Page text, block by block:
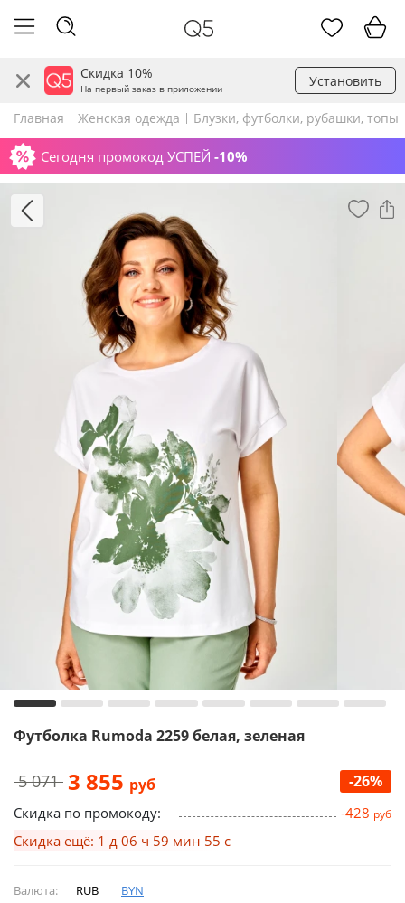
Скидка 10%
На первый заказ в приложении Установить
Главная Женская одежда Блузки, футболки, рубашки, топы
Сегодня промокод УСПЕЙ -10%
Футболка Rumoda 2259 белая, зеленая
5 071 3 855 руб -26%
Скидка по промокоду: -428 руб
Скидка ещё: 1 д 06 ч 59 мин 54 с
Валюта: RUB BYN